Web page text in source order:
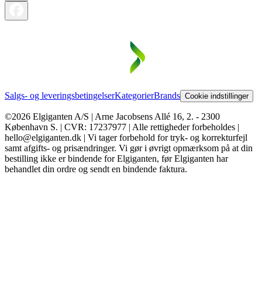
Salgs- og leveringsbetingelserKategorierBrands Cookie indstillinger
©2026 Elgiganten A/S | Arne Jacobsens Allé 16, 2. - 2300
København S. | CVR: 17237977 | Alle rettigheder forbeholdes |
hello@elgiganten.dk | Vi tager forbehold for tryk- og korrekturfejl
samt afgifts- og prisændringer. Vi gør i øvrigt opmærksom på at din
bestilling ikke er bindende for Elgiganten, før Elgiganten har
behandlet din ordre og sendt en bindende faktura.